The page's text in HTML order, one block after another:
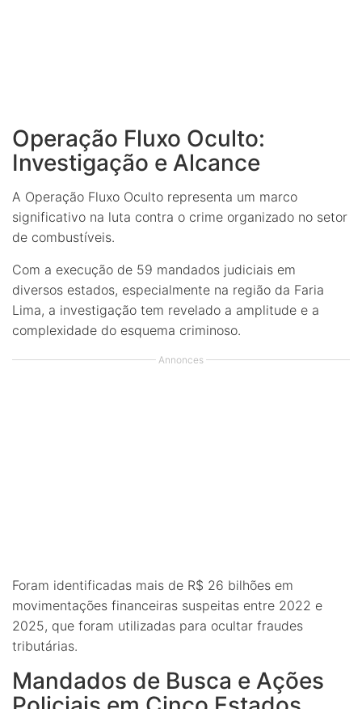
Operação Fluxo Oculto:
Investigação e Alcance
A Operação Fluxo Oculto representa um marco
significativo na luta contra o crime organizado no setor
de combustíveis.
Com a execução de 59 mandados judiciais em
diversos estados, especialmente na região da Faria
Lima, a investigação tem revelado a amplitude e a
complexidade do esquema criminoso.
Annonces
Foram identificadas mais de R$ 26 bilhões em
movimentações financeiras suspeitas entre 2022 e
2025, que foram utilizadas para ocultar fraudes
tributárias.
Mandados de Busca e Ações